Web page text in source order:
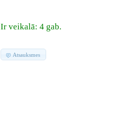
Ir veikalā: 4 gab.
Atsauksmes